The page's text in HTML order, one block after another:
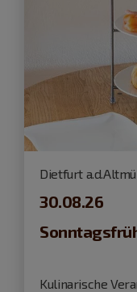
Dietfurt
30.08.26
Kulinarische